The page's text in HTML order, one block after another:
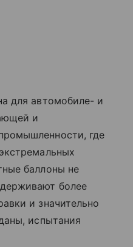
для автомобиле- и
и
где
баллоны не
более
и значительно
испытания